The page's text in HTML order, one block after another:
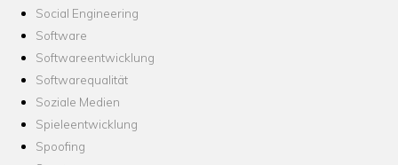
Social Engineering
Software
Softwareentwicklung
Softwarequalität
Soziale Medien
Spieleentwicklung
Spoofing